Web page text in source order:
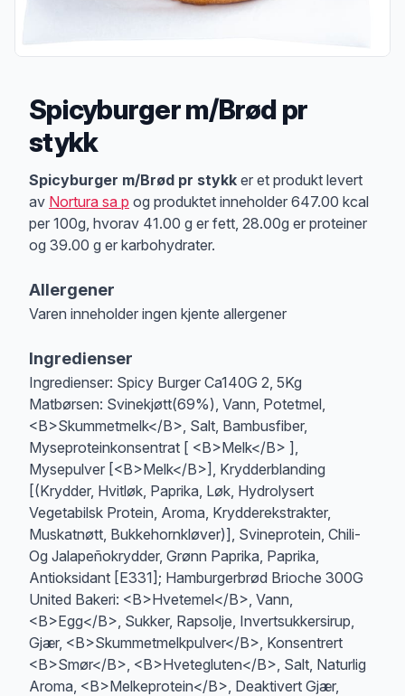
Spicyburger m/Brød pr
stykk
Produktbeskrivelse
Spicyburger m/Brød pr stykk er et produkt levert
av Nortura sa p og produktet inneholder 647.00 kcal
per 100g, hvorav 41.00 g er fett, 28.00g er proteiner
og 39.00 g er karbohydrater.
Allergener
Varen inneholder ingen kjente allergener
Ingredienser
Ingredienser: Spicy Burger Ca140G 2, 5Kg
Matbørsen: Svinekjøtt(69%), Vann, Potetmel,
<B>Skummetmelk</B>, Salt, Bambusfiber,
Myseproteinkonsentrat [ <B>Melk</B> ],
Mysepulver [<B>Melk</B>], Krydderblanding
[(Krydder, Hvitløk, Paprika, Løk, Hydrolysert
Vegetabilsk Protein, Aroma, Krydderekstrakter,
Muskatnøtt, Bukkehornkløver)], Svineprotein, Chili-
Og Jalapeñokrydder, Grønn Paprika, Paprika,
Antioksidant [E331]; Hamburgerbrød Brioche 300G
United Bakeri: <B>Hvetemel</B>, Vann,
<B>Egg</B>, Sukker, Rapsolje, Invertsukkersirup,
Gjær, <B>Skummetmelkpulver</B>, Konsentrert
<B>Smør</B>, <B>Hvetegluten</B>, Salt, Naturlig
Aroma, <B>Melkeprotein</B>, Deaktivert Gjær,